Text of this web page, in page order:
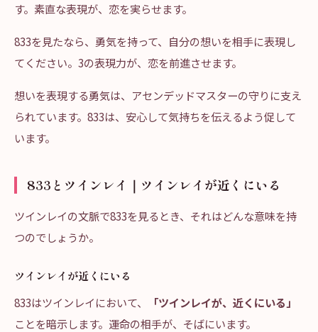
す。素直な表現が、恋を実らせます。
833を見たなら、勇気を持って、自分の想いを相手に表現し
てください。3の表現力が、恋を前進させます。
想いを表現する勇気は、アセンデッドマスターの守りに支え
られています。833は、安心して気持ちを伝えるよう促して
います。
833とツインレイ｜ツインレイが近くにいる
ツインレイの文脈で833を見るとき、それはどんな意味を持
つのでしょうか。
ツインレイが近くにいる
833はツインレイにおいて、
「ツインレイが、近くにいる」
ことを暗示します。運命の相手が、そばにいます。